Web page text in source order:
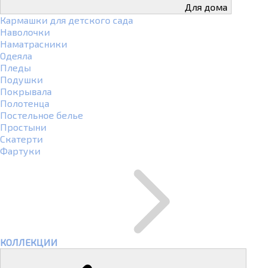
Для дома
Кармашки для детского сада
Наволочки
Наматрасники
Одеяла
Пледы
Подушки
Покрывала
Полотенца
Постельное белье
Простыни
Скатерти
Фартуки
КОЛЛЕКЦИИ